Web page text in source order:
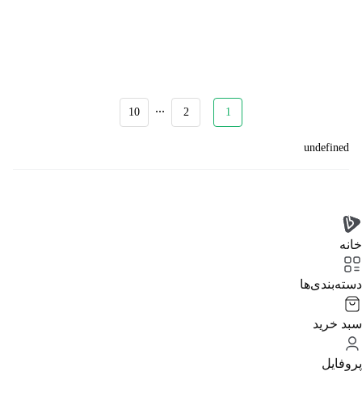
1
2
...
10
undefined
خانه
دسته‌بندی‌‌ها
سبد خرید
پروفایل